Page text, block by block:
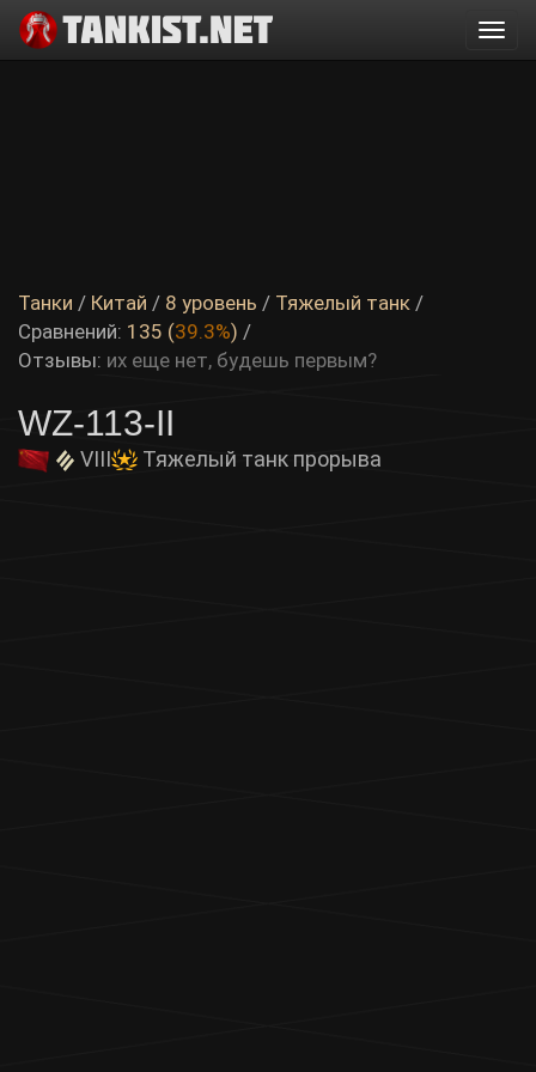
Танки / Китай / 8 уровень / Тяжелый танк /
Сравнений: 135 (39.3%) /
Отзывы: их еще нет, будешь первым?
WZ-113-II
VIII Тяжелый танк прорыва